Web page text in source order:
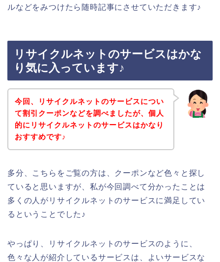
ルなどをみつけたら随時記事にさせていただきます♪
リサイクルネットのサービスはかな
り気に入っています♪
今回、リサイクルネットのサービスについ
て割引クーポンなどを調べましたが、個人
的にリサイクルネットのサービスはかなり
おすすめです♪
多分、こちらをご覧の方は、クーポンなど色々と探し
ていると思いますが、私が今回調べて分かったことは
多くの人がリサイクルネットのサービスに満足してい
るということでした♪
やっぱり、リサイクルネットのサービスのように、
色々な人が紹介しているサービスは、よいサービスな